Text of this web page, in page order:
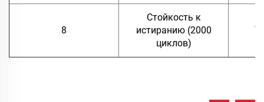
8
Стойкость к
истиранию (2000
циклов)